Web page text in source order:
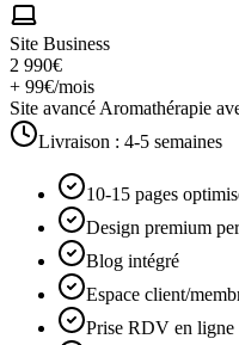
Site Business
2 990€
+ 99€/mois
Site avancé Aromathérapie
Livraison : 4-5 semaines
10-15 pages
Design premium
Blog intégré
Espace client/
Prise RDV en ligne